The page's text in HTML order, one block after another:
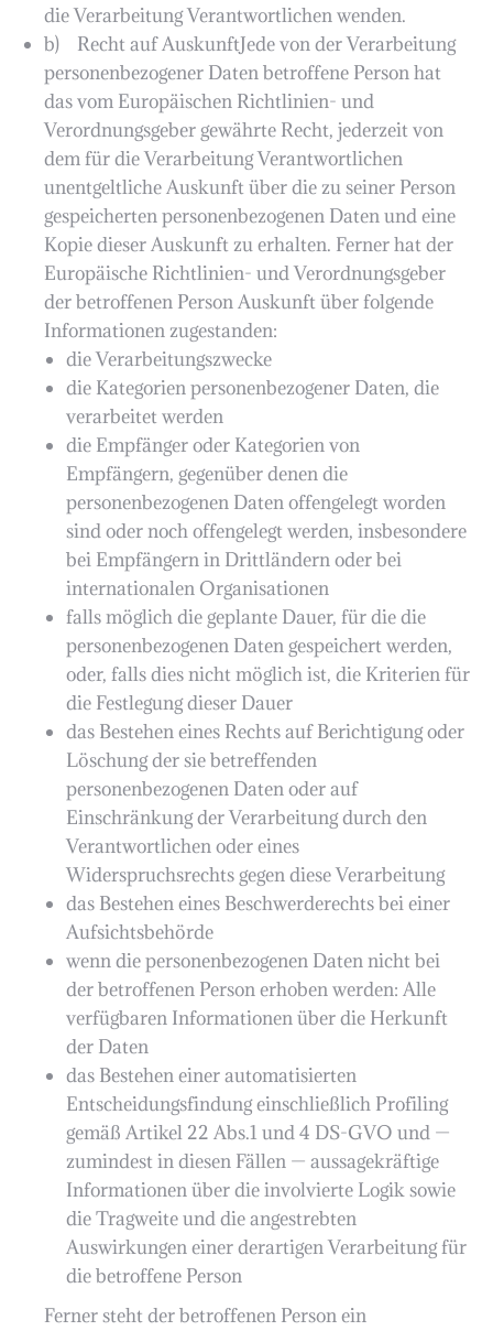
die Verarbeitung Verantwortlichen wenden.
b) Recht auf AuskunftJede von der Verarbeitung
personenbezogener Daten betroffene Person hat
das vom Europäischen Richtlinien- und
Verordnungsgeber gewährte Recht, jederzeit von
dem für die Verarbeitung Verantwortlichen
unentgeltliche Auskunft über die zu seiner Person
gespeicherten personenbezogenen Daten und eine
Kopie dieser Auskunft zu erhalten. Ferner hat der
Europäische Richtlinien- und Verordnungsgeber
der betroffenen Person Auskunft über folgende
Informationen zugestanden:
die Verarbeitungszwecke
die Kategorien personenbezogener Daten, die
verarbeitet werden
die Empfänger oder Kategorien von
Empfängern, gegenüber denen die
personenbezogenen Daten offengelegt worden
sind oder noch offengelegt werden, insbesondere
bei Empfängern in Drittländern oder bei
internationalen Organisationen
falls möglich die geplante Dauer, für die die
personenbezogenen Daten gespeichert werden,
oder, falls dies nicht möglich ist, die Kriterien für
die Festlegung dieser Dauer
das Bestehen eines Rechts auf Berichtigung oder
Löschung der sie betreffenden
personenbezogenen Daten oder auf
Einschränkung der Verarbeitung durch den
Verantwortlichen oder eines
Widerspruchsrechts gegen diese Verarbeitung
das Bestehen eines Beschwerderechts bei einer
Aufsichtsbehörde
wenn die personenbezogenen Daten nicht bei
der betroffenen Person erhoben werden: Alle
verfügbaren Informationen über die Herkunft
der Daten
das Bestehen einer automatisierten
Entscheidungsfindung einschließlich Profiling
gemäß Artikel 22 Abs.1 und 4 DS-GVO und —
zumindest in diesen Fällen — aussagekräftige
Informationen über die involvierte Logik sowie
die Tragweite und die angestrebten
Auswirkungen einer derartigen Verarbeitung für
die betroffene Person
Ferner steht der betroffenen Person ein